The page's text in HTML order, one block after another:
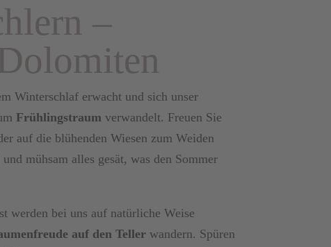
–
Winterschlaf erwacht und sich unser
Frühlingstraumverwandelt. Freuen Sie
auf die blühenden Wiesen zum Weiden
mühsam alles gesät, was den Sommer
werden bei uns auf natürliche Weise
auf den Teller wandern. Spüren